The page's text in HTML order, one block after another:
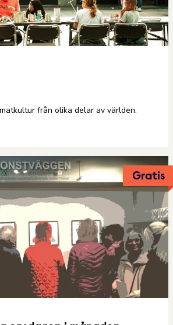
från olika delar av världen.
Gratis